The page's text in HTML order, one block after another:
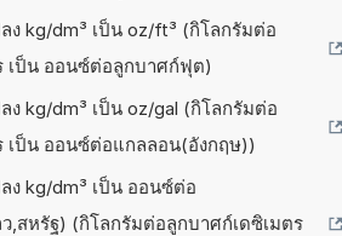
ง kg/dm³ เป็น oz/ft³ (กิโลกรัมต่อ
เป็น ออนซ์ต่อลูกบาศก์ฟุต)
ง kg/dm³ เป็น oz/gal (กิโลกรัมต่อ
เป็น ออนซ์ต่อแกลลอน(อังกฤษ))
ง kg/dm³ เป็น ออนซ์ต่อ
,สหรัฐ) (กิโลกรัมต่อลูกบาศก์เดซิเมตร